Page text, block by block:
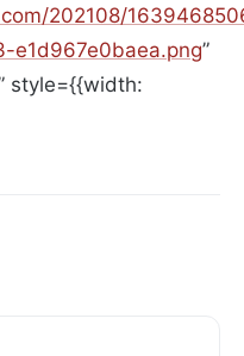
202108/
”
style={{width: